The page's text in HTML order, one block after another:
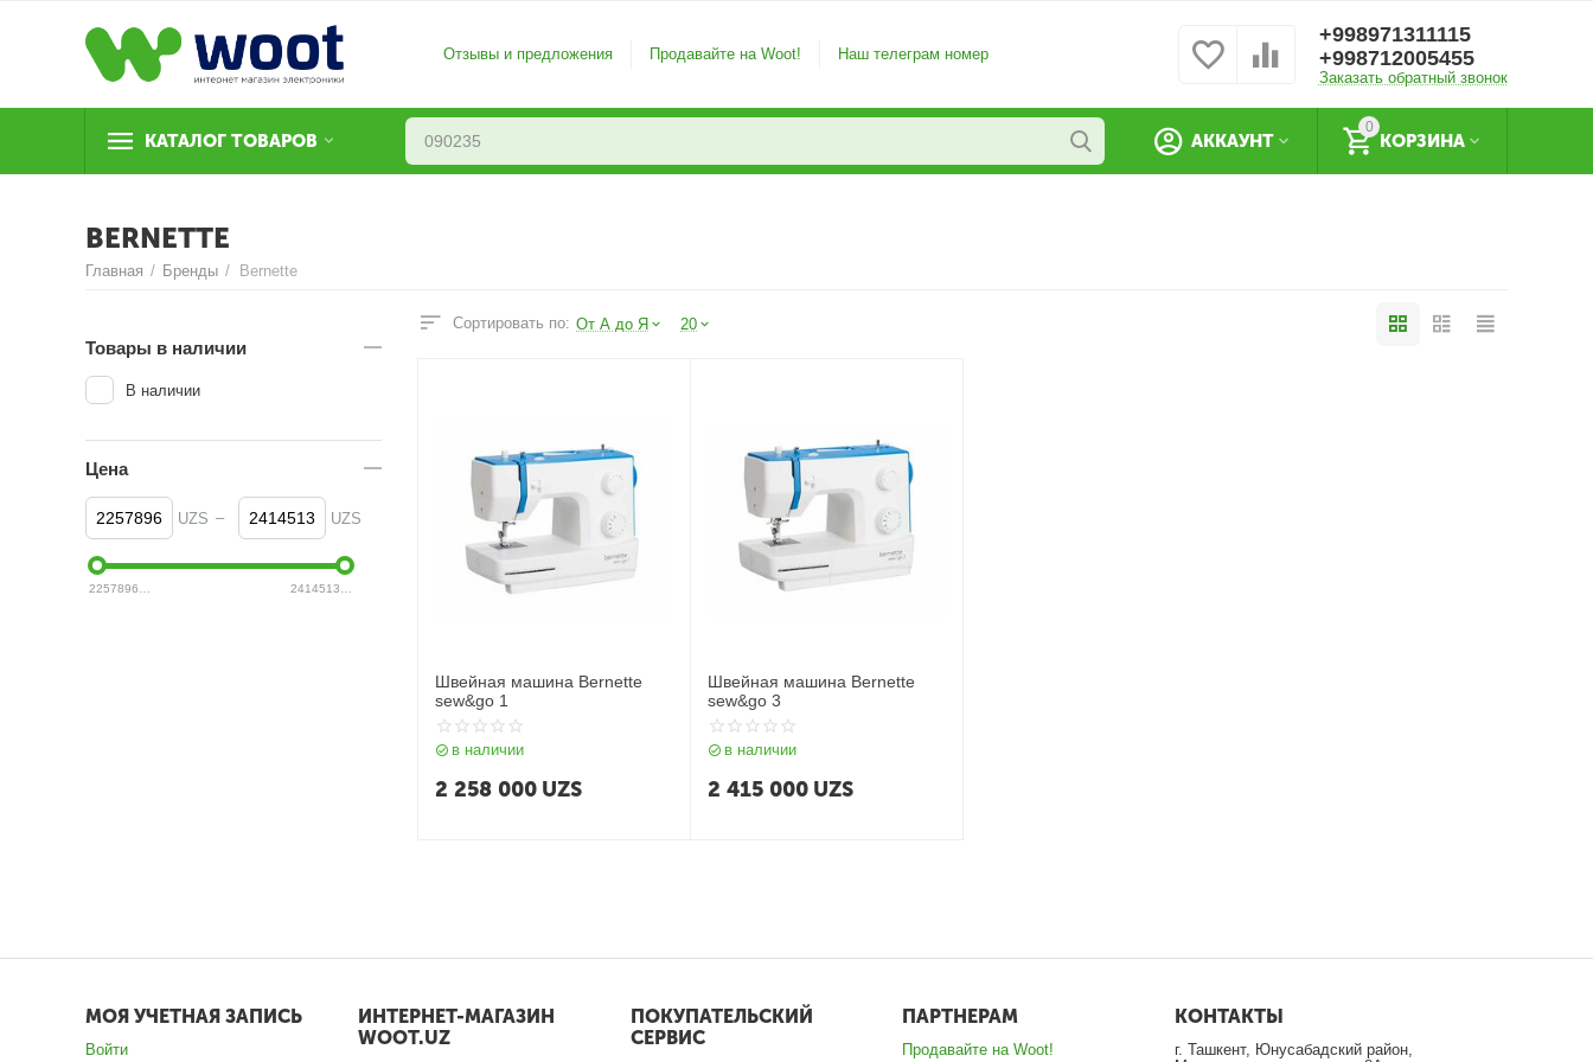
Отзывы и предложения Продавайте на Woot! Наш телеграм номер
+998971311115
+998712005455
Заказать обратный звонок
КАТАЛОГ ТОВАРОВ
0
КОРЗИНА
АККАУНТ
BERNETTE
Главная / Бренды / Bernette
Сортировать по: От А до Я 20
Швейная машина Bernette
sew&go 1
в наличии
2 258 000 UZS
Швейная машина Bernette
sew&go 3
в наличии
2 415 000 UZS
Товары в наличии
В наличии
Цена
UZS – UZS
2257896 2414513
МОЯ УЧЕТНАЯ ЗАПИСЬ
Войти
ИНТЕРНЕТ-МАГАЗИН
WOOT.UZ
ПОКУПАТЕЛЬСКИЙ
СЕРВИС
ПАРТНЕРАМ
Продавайте на Woot!
КОНТАКТЫ
г. Ташкент, Юнусабадский район,